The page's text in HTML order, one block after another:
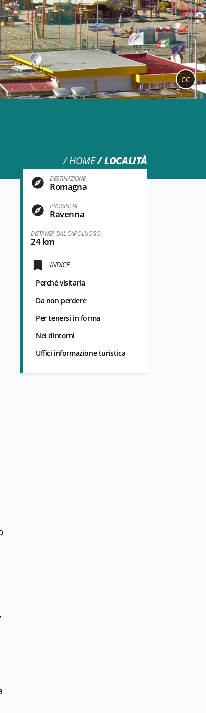
HOME LOCALITÀ
CC
DESTINAZIONE
Romagna
PROVINCIA
Ravenna
DISTANZA DAL CAPOLUOGO
24 km
INDICE
Perché visitarla
Da non perdere
Per tenersi in forma
Nei dintorni
Uffici informazione turistica